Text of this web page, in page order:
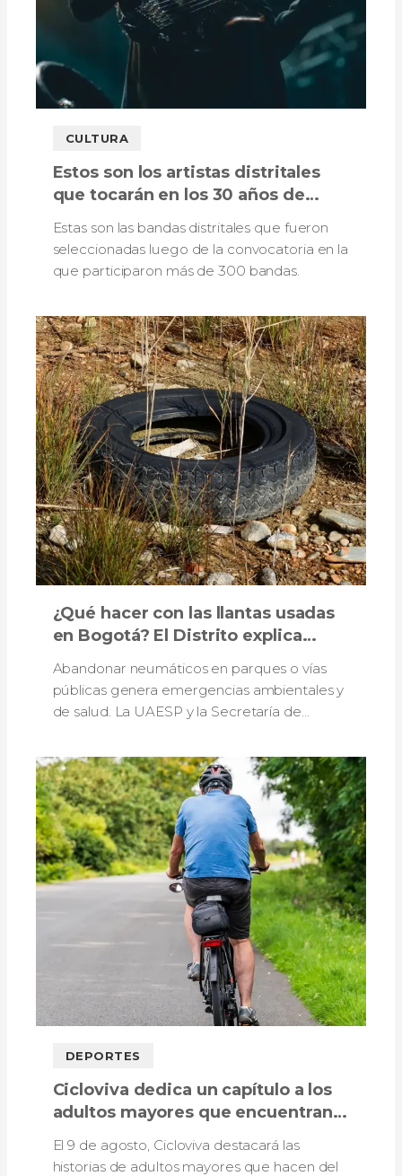
CULTURA
Estos son los artistas distritales
que tocarán en los 30 años de
Estas son las bandas distritales que fueron
seleccionadas luego de la convocatoria en la
que participaron más de 300 bandas.
¿Qué hacer con las llantas usadas
en Bogotá? El Distrito explica
sanciones
Abandonar neumáticos en parques o vías
públicas genera emergencias ambientales y
de salud. La UAESP y la Secretaría de
para su correcta entrega.
DEPORTES
Cicloviva dedica un capítulo a los
adultos mayores que encuentran
vida activa
El 9 de agosto, Cicloviva destacará las
historias de adultos mayores que hacen del